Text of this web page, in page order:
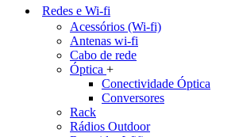
Redes e Wi-fi
Acessórios (Wi-fi)
Antenas wi-fi
Cabo de rede
Óptica +
Conectividade Óptica
Conversores
Rack
Rádios Outdoor